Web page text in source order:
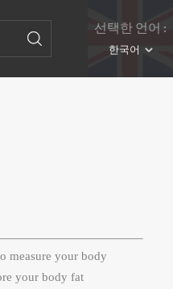
선택한 언어 :
한국어
measure your body
your body fat